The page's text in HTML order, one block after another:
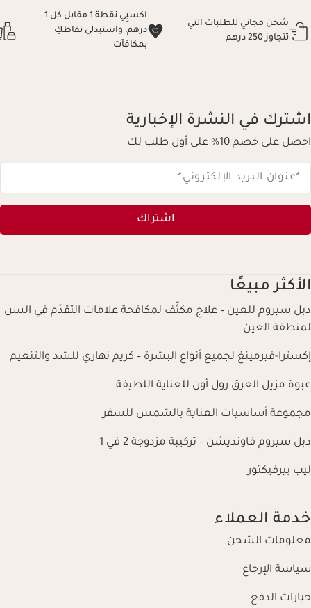
شحن مجاني للطلبات التي
تتجاوز 250 درهم
اكسبِي نقطة 1 مقابل كل 1
درهم، واستبدلي نقاطكِ
بمكافآت
اشترك في النشرة الإخبارية
احصل على خصم 10% على أول طلب لك
*عنوان البريد الإلكتروني*
اشتراك
الأكثر مبيعًا
دبل سيروم للعين – علاج مكثّف لمكافحة علامات التقدّم في السن
لمنطقة العين
إكسترا-فيرمينغ لجميع أنواع البشرة – كريم نهاري للشد والتنعيم
عبوة مزيل العرق رول أون للعناية اللطيفة
مجموعة أساسيات العناية بالشمس للسفر
دبل سيروم فاونديشن – تركيبة مزدوجة 2 في 1
ليب بيرفيكتور
خدمة العملاء
معلومات الشحن
سياسة الإرجاع
خيارات الدفع